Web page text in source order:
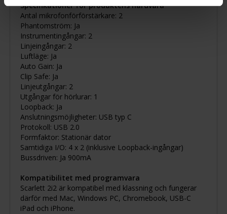
Specifikationer för produktens hårdvara
Antal mikrofonförförstärkare: 2
Phantomström: Ja
Instrumentingångar: 2
Linjeingångar: 2
Luftläge: Ja
Auto Gain: Ja
Clip Safe: Ja
Linjeutgångar: 2
Utgångar för hörlurar: 1
Loopback: Ja
Anslutningsmöjligheter: USB typ C
Protokoll: USB 2.0
Formfaktor: Stationär dator
Samtidiga I/O: 4 x 2 (inklusive Loopback-ingångar)
Bussdriven: Ja 900mA
Kompatibilitet med programvara
Scarlett 2i2 är kompatibel med klassning och fungerar
därför med Mac, Windows PC, Chromebook, USB-C
iPad och iPhone.